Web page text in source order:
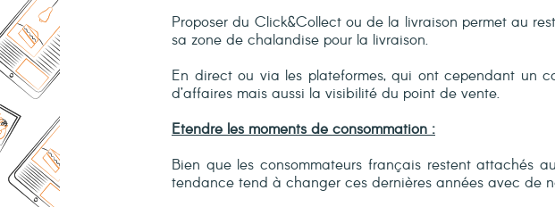
Proposer du Click&Collect ou de la livraison permet au
sa zone de chalandise pour la livraison.
En direct ou via les plateformes, qui ont cependant un
d’affaires mais aussi la visibilité du point de vente.
Etendre les moments de consommation :
Bien que les consommateurs français restent attachés
tendance tend à changer ces dernières années avec de